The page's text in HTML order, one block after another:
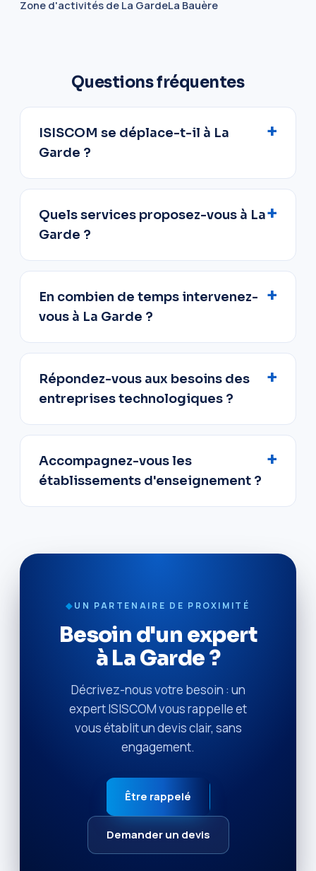
Zone d'activités de La GardeLa Bauère
Questions fréquentes
ISISCOM se déplace-t-il à La
Garde ?
Quels services proposez-vous à La
Garde ?
En combien de temps intervenez-
vous à La Garde ?
Répondez-vous aux besoins des
entreprises technologiques ?
Accompagnez-vous les
établissements d'enseignement ?
◆UN PARTENAIRE DE PROXIMITÉ
Besoin d'un expert
à La Garde ?
Décrivez-nous votre besoin : un
expert ISISCOM vous rappelle et
vous établit un devis clair, sans
engagement.
Être rappelé
Demander un devis